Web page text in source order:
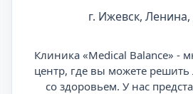
г. Ижевск, Ленина,
Клиника «Medical Balance» -
центр, где вы можете
со здоровьем. У нас